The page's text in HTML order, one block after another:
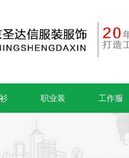
职业装 工作服